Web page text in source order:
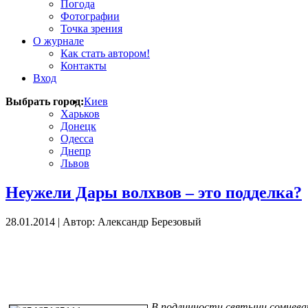
Погода
Фотографии
Точка зрения
О журнале
Как стать автором!
Контакты
Вход
Выбрать город:Киев
Харьков
Донецк
Одесса
Днепр
Львов
Неужели Дары волхвов – это подделка?
28.01.2014 | Автор: Александр Березовый